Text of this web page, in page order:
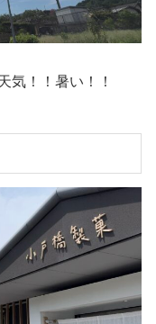
気！！暑い！！